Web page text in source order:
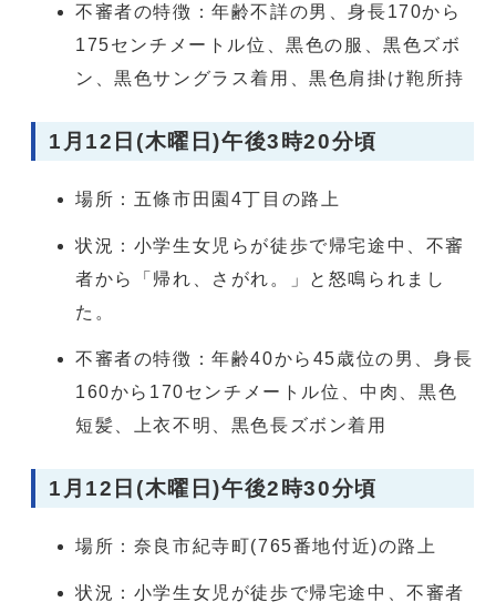
不審者の特徴：年齢不詳の男、身長170から
175センチメートル位、黒色の服、黒色ズボ
ン、黒色サングラス着用、黒色肩掛け鞄所持
1月12日(木曜日)午後3時20分頃
場所：五條市田園4丁目の路上
状況：小学生女児らが徒歩で帰宅途中、不審
者から「帰れ、さがれ。」と怒鳴られまし
た。
不審者の特徴：年齢40から45歳位の男、身長
160から170センチメートル位、中肉、黒色
短髪、上衣不明、黒色長ズボン着用
1月12日(木曜日)午後2時30分頃
場所：奈良市紀寺町(765番地付近)の路上
状況：小学生女児が徒歩で帰宅途中、不審者